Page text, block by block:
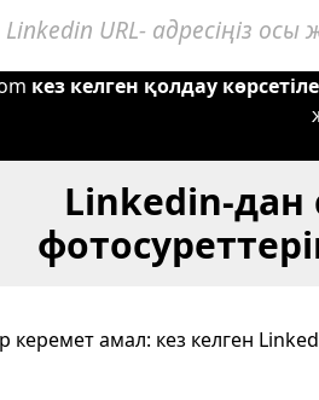
кез келген қолдау
Linkedin-дан
керемет амал: кез келген